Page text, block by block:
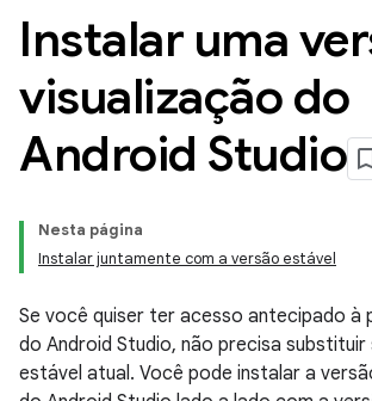
Instalar uma
visualização do
Android Studio
Nesta página
Instalar juntamente com a versão estável
Se você quiser ter acesso antecipado à
do Android Studio, não precisa substituir
estável atual. Você pode instalar a